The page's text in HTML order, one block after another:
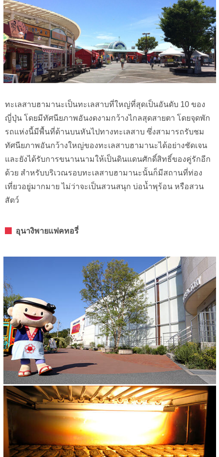
ทะเลสาบฮามานะเป็นทะเลสาบที่ใหญ่ที่สุดเป็นอันดับ 10 ของ
ญี่ปุ่น โดยมีทัศนียภาพอันงดงามกว้างไกลสุดสายตา โดยจุดพัก
รถแห่งนี้มีพื้นที่ด้านบนหันไปทางทะเลสาบ ซึ่งสามารถรับชม
ทัศนียภาพอันกว้างใหญ่ของทะเลสาบฮามานะได้อย่างชัดเจน
และยังได้รับการขนานนามให้เป็นดินแดนศักดิ์สิทธิ์ของคู่รักอีก
ด้วย สำหรับบริเวณรอบทะเลสาบฮามานะนั้นก็มีสถานที่ท่อง
เที่ยวอยู่มากมาย ไม่ว่าจะเป็นสวนสนุก บ่อน้ำพุร้อน หรือสวน
สัตว์
อุนางิพายแฟคทอรี่